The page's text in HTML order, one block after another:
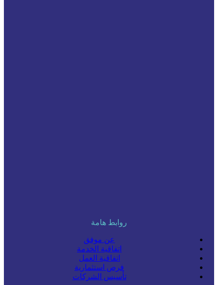
روابط هامة
عن موفق
اتفاقية الخدمة
اتفاقية العمل
فرص استثمارية
تأسيس الشركات